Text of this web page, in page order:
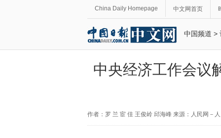
China Daily Homepage 中文网首页
中国频道 >
中央经济工作会
作者：罗 兰 宦 佳 王俊岭 邱海峰 来源：人民网－